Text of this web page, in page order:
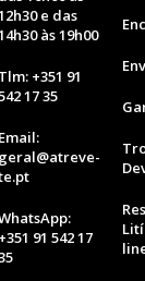
e das
às 19h00
Tlm: +351 91
17 35
Email:
geral@atreve-
+351 91 542 17